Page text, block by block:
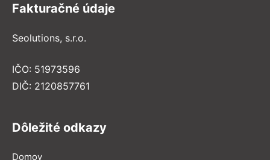
Fakturačné údaje
Seolutions, s.r.o.
IČO: 51973596
DIČ: 2120857761
Dôležité odkazy
Domov